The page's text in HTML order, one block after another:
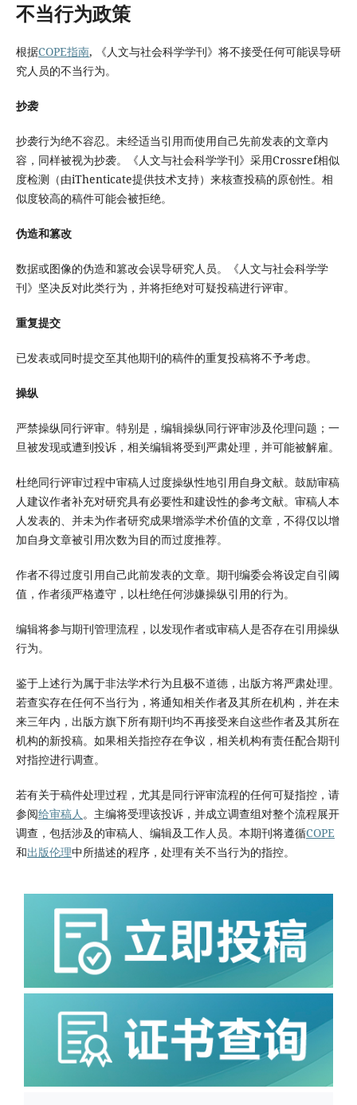
不当行为政策
根据COPE指南, 《人文与社会科学学刊》将不接受任何可能误导研
究人员的不当行为。
抄袭
抄袭行为绝不容忍。未经适当引用而使用自己先前发表的文章内
容，同样被视为抄袭。《人文与社会科学学刊》采用Crossref相似
度检测（由iThenticate提供技术支持）来核查投稿的原创性。相
似度较高的稿件可能会被拒绝。
伪造和篡改
数据或图像的伪造和篡改会误导研究人员。《人文与社会科学学
刊》坚决反对此类行为，并将拒绝对可疑投稿进行评审。
重复提交
已发表或同时提交至其他期刊的稿件的重复投稿将不予考虑。
操纵
严禁操纵同行评审。特别是，编辑操纵同行评审涉及伦理问题；一
旦被发现或遭到投诉，相关编辑将受到严肃处理，并可能被解雇。
杜绝同行评审过程中审稿人过度操纵性地引用自身文献。鼓励审稿
人建议作者补充对研究具有必要性和建设性的参考文献。审稿人本
人发表的、并未为作者研究成果增添学术价值的文章，不得仅以增
加自身文章被引用次数为目的而过度推荐。
作者不得过度引用自己此前发表的文章。期刊编委会将设定自引阈
值，作者须严格遵守，以杜绝任何涉嫌操纵引用的行为。
编辑将参与期刊管理流程，以发现作者或审稿人是否存在引用操纵
行为。
鉴于上述行为属于非法学术行为且极不道德，出版方将严肃处理。
若查实存在任何不当行为，将通知相关作者及其所在机构，并在未
来三年内，出版方旗下所有期刊均不再接受来自这些作者及其所在
机构的新投稿。如果相关指控存在争议，相关机构有责任配合期刊
对指控进行调查。
若有关于稿件处理过程，尤其是同行评审流程的任何可疑指控，请
参阅给审稿人。主编将受理该投诉，并成立调查组对整个流程展开
调查，包括涉及的审稿人、编辑及工作人员。本期刊将遵循COPE
和出版伦理中所描述的程序，处理有关不当行为的指控。